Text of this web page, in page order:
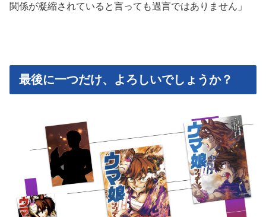
関係が凝縮されていると言っても過言ではありません」
最後に一つだけ、よろしいでしょうか？